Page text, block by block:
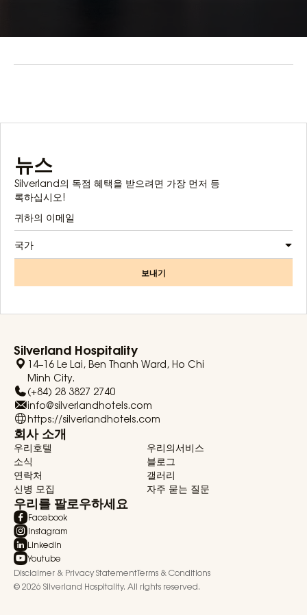
We use cookies!
Cookies help us deliver the best experience on
뉴스
Silverland의 독점 혜택을 받으려면 가장 먼저 등
록하십시오!
국가
보내기
Silverland Hospitality
14–16 Le Lai, Ben Thanh Ward, Ho Chi
Minh City.
(+84) 28 3827 2740
info@silverlandhotels.com
https://silverlandhotels.com
회사 소개
우리호텔
우리의서비스
소식
블로그
연락처
갤러리
신병 모집
자주 묻는 질문
우리를 팔로우하세요
Facebook
Instagram
Linkedin
Youtube
Disclaimer & Privacy StatementTerms & Conditions
© 2026 Silverland Hospitality. All rights reserved.